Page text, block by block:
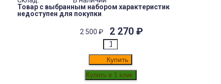
Товар с выбранным набором характеристик
недоступен для покупки
2 500 ₽ 2 270 ₽
Купить